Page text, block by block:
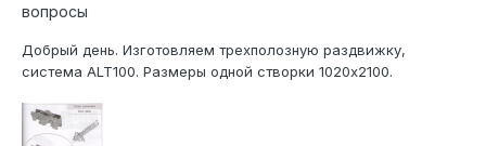
вопросы
Добрый день. Изготовляем трехполозную раздвижку,
система ALT100. Размеры одной створки 1020х2100.
Инженеры считают, что стандартный ролик 8 RU/204 не
справится с такой нагрузкой. Я пытался найти ролик